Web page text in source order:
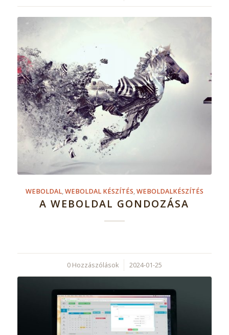
WEBOLDAL,WEBOLDAL KÉSZÍTÉS,WEBOLDALKÉSZÍTÉS
A WEBOLDAL GONDOZÁSA
0 Hozzászólások
/ 2024-01-25